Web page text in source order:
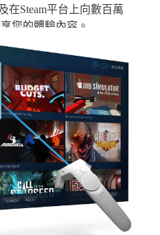
在Steam平台上向數百萬
您的體驗內容。